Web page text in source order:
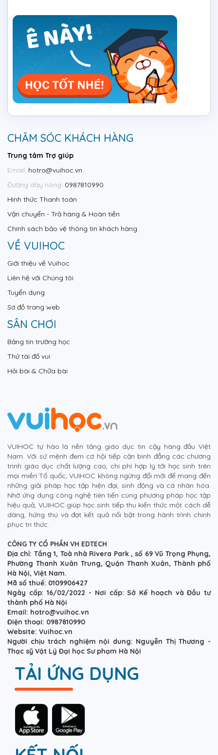
CHĂM SÓC KHÁCH HÀNG
Trung tâm Trợ giúp
Email: hotro@vuihoc.vn
Đường dây nóng: 0987810990
Hình thức Thanh toán
Vận chuyển - Trả hàng & Hoàn tiền
Chính sách bảo vệ thông tin khách hàng
VỀ VUIHOC
Giới thiệu về Vuihoc
Liên hệ với Chúng tôi
Tuyển dụng
Sơ đồ trang web
SÂN CHƠI
Bảng tin trường học
Thử tài đố vui
Hỏi bài & Chữa bài
VUIHOC tự hào là nền tảng giáo dục tin cậy hàng đầu Việt
Nam. Với sứ mệnh đem cơ hội tiếp cận bình đẳng các chương
trình giáo dục chất lượng cao, chi phí hợp lý tới học sinh trên
mọi miền Tổ quốc, VUIHOC không ngừng đổi mới để mang đến
những giải pháp học tập hiện đại, sinh động và cá nhân hóa.
Nhờ ứng dụng công nghệ tiên tiến cùng phương pháp học tập
hiệu quả, VUIHOC giúp học sinh tiếp thu kiến thức một cách dễ
dàng, hứng thú và đạt kết quả nổi bật trong hành trình chinh
phục tri thức.
CÔNG TY CỔ PHẦN VH EDTECH
Địa chỉ: Tầng 1, Toà nhà Rivera Park , số 69 Vũ Trọng Phụng,
Phường Thanh Xuân Trung, Quận Thanh Xuân, Thành phố
Hà Nội, Việt Nam.
Mã số thuế: 0109906427
Ngày cấp: 16/02/2022 - Nơi cấp: Sở Kế hoạch và Đầu tư
thành phố Hà Nội
Email: hotro@vuihoc.vn
Điện thoại: 0987810990
Website: Vuihoc.vn
Người chịu trách nghiệm nội dung: Nguyễn Thị Thương -
Thạc sỹ Vật Lý Đại học Sư phạm Hà Nội
TẢI ỨNG DỤNG